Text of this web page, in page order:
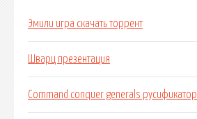
Эмили игра скачать торрент
Шварц презентация
Command conquer generals русификатор